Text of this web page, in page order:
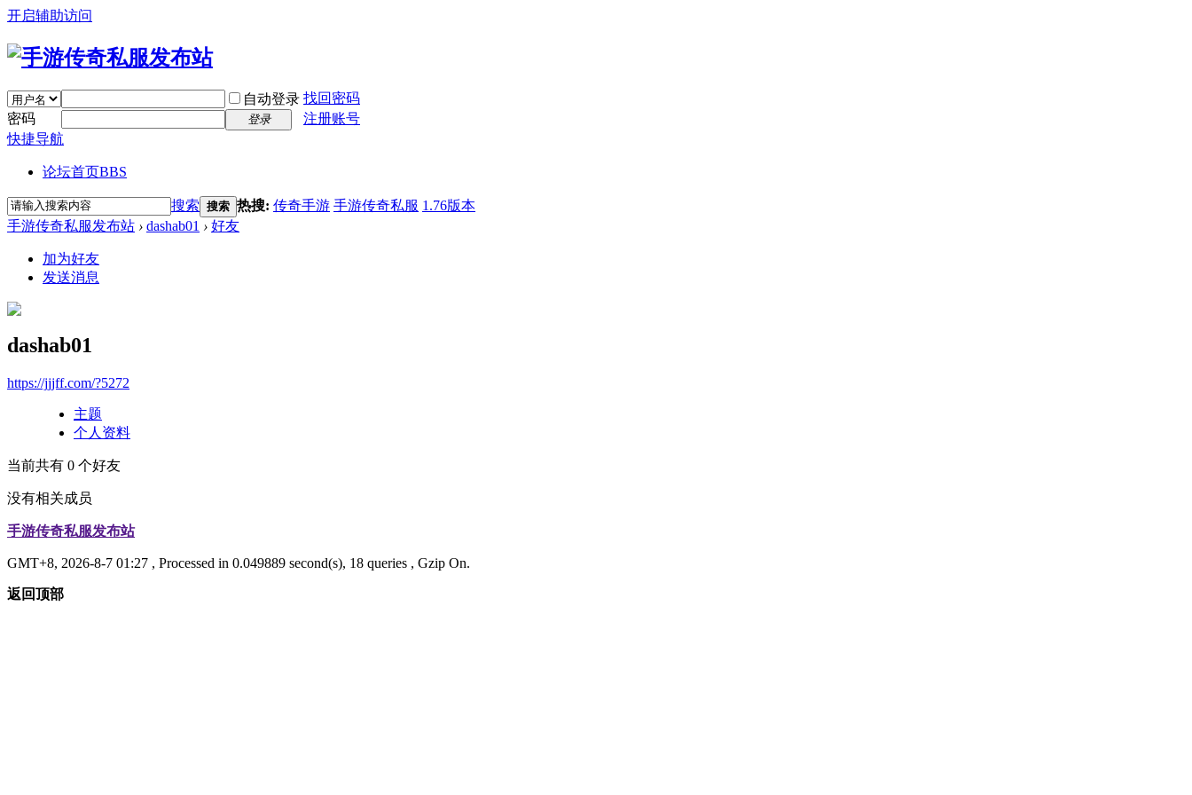
开启辅助访问
自动登录 找回密码
密码
登录
注册账号
快捷导航
论坛首页BBS
搜索 搜索 热搜: 传奇手游 手游传奇私服 1.76版本
手游传奇私服发布站 › dashab01 › 好友
加为好友
发送消息
dashab01
https://jjjff.com/?5272
主题
个人资料
当前共有 0 个好友
没有相关成员
手游传奇私服发布站
GMT+8, 2026-8-7 01:27 , Processed in 0.049889 second(s), 18 queries , Gzip On.
返回顶部